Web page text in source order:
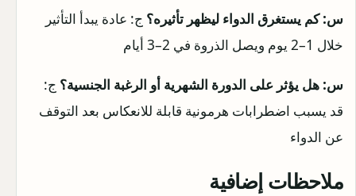
س: كم يستغرق الدواء ليظهر تأثيره؟ ج: عادة يبدأ التأثير
خلال 1–2 يوم ويصل الذروة في 2–3 أيام
س: هل يؤثر على الدورة الشهرية أو الرغبة الجنسية؟ ج:
قد يسبب اضطرابات هرمونية قابلة للانعكاس بعد التوقف
عن الدواء
ملاحظات إضافية